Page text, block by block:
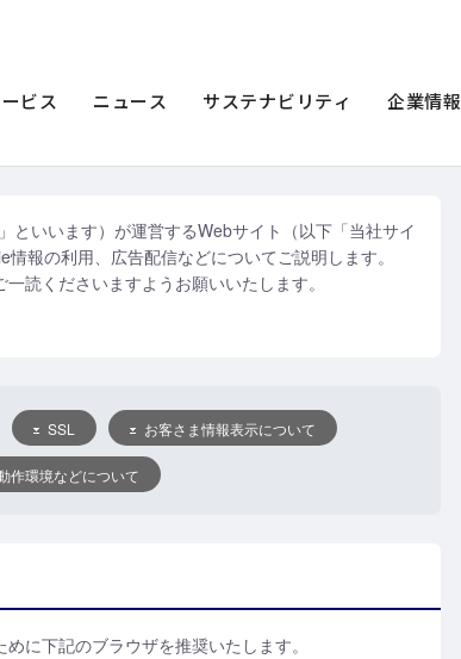
ビス ニュース サステナビリティ 企業情報
告配信などについて
といいます）が運営するWebサイト（以下「当社サイ
報の利用、広告配信などについてご説明します。
読くださいますようお願いいたします。
SSL お客さま情報表示について
作環境などについて
に下記のブラウザを推奨いたします。